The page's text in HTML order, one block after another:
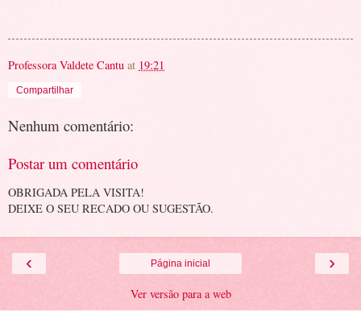
Professora Valdete Cantu at 19:21
Compartilhar
Nenhum comentário:
Postar um comentário
OBRIGADA PELA VISITA!
DEIXE O SEU RECADO OU SUGESTÃO.
‹ ›
Página inicial
Ver versão para a web